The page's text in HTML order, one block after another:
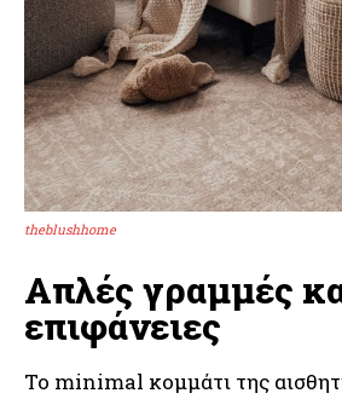
theblushhome
Απλές γραμμές
επιφάνειες
Το minimal κομμάτι της